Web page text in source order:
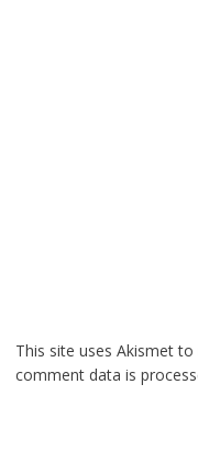
This site uses Akismet to
comment data is